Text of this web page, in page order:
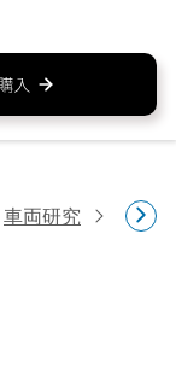
車両研究 高性